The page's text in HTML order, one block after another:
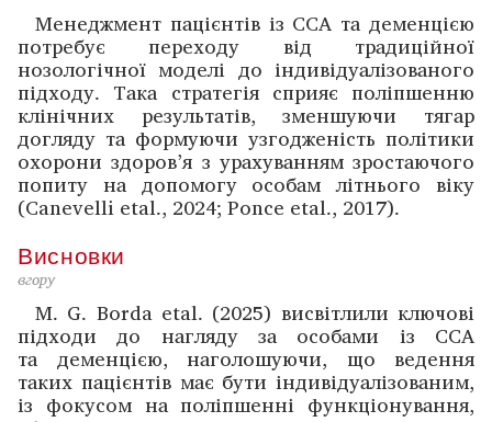
Менеджмент пацієнтів із ССА та деменцією
потребує переходу від традиційної
нозологічної моделі до індивідуалізованого
підходу. Така стратегія сприяє поліпшенню
клінічних результатів, зменшуючи тягар
догляду та формуючи узго­дженість політики
охорони здоров’я з урахуванням зростаючого
попиту на допомогу особам літнього віку
(Canevelli etal., 2024; Ponce etal., 2017).
Висновки
вгору
M. G. Borda etal. (2025) висвітлили ключові
підходи до нагляду за особами із ССА
та деменцією, наголошуючи, що ведення
таких пацієнтів має бути індивідуалізованим,
із фокусом на поліпшенні функціонування,